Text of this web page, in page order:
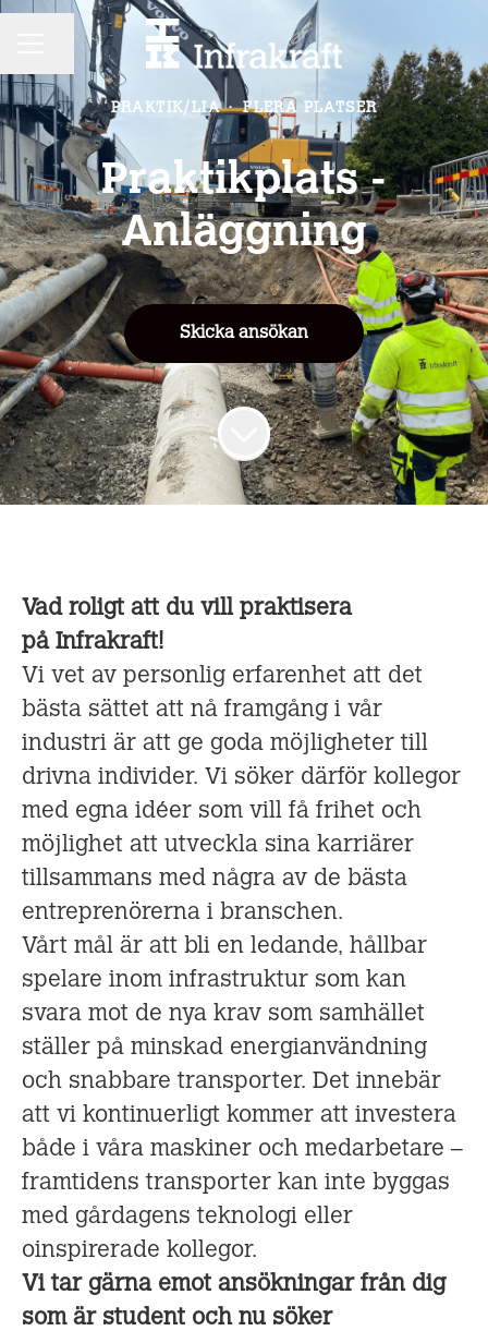
KARRIÄRMENY
Dela sidan
PRAKTIK/LIA · FLERA PLATSER
Praktikplats -
Anläggning
Skicka ansökan
Vad roligt att du vill praktisera
på Infrakraft!
Vi vet av personlig erfarenhet att det
bästa sättet att nå framgång i vår
industri är att ge goda möjligheter till
drivna individer. Vi söker därför kollegor
med egna idéer som vill få frihet och
möjlighet att utveckla sina karriärer
tillsammans med några av de bästa
entreprenörerna i branschen.
Vårt mål är att bli en ledande, hållbar
spelare inom infrastruktur som kan
svara mot de nya krav som samhället
ställer på minskad energianvändning
och snabbare transporter. Det innebär
att vi kontinuerligt kommer att investera
både i våra maskiner och medarbetare –
framtidens transporter kan inte byggas
med gårdagens teknologi eller
oinspirerade kollegor.
Vi tar gärna emot ansökningar från dig
som är student och nu söker